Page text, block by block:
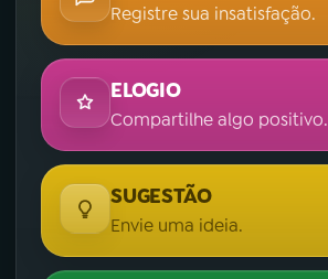
Registre sua insatisfação.
ELOGIO
Compartilhe algo positivo.
SUGESTÃO
Envie uma ideia.